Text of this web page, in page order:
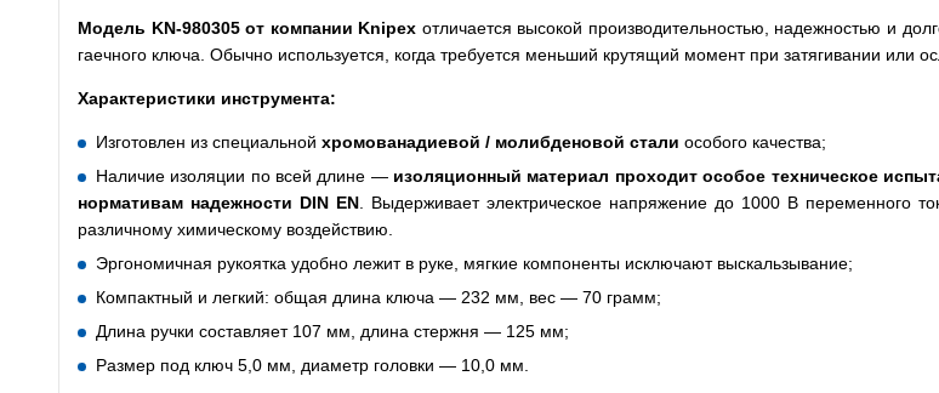
Модель KN-980305 от компании Knipex отличается высокой производительностью, надежностью и
гаечного ключа. Обычно используется, когда требуется меньший крутящий момент при затягивании или
Характеристики инструмента:
Изготовлен из специальной хромованадиевой / молибденовой стали особого качества;
Наличие изоляции по всей длине — изоляционный материал проходит особое техническое
нормативам надежности DIN EN. Выдерживает электрическое напряжение до 1000 В переменного
различному химическому воздействию.
Эргономичная рукоятка удобно лежит в руке, мягкие компоненты исключают выскальзывание;
Компактный и легкий: общая длина ключа — 232 мм, вес — 70 грамм;
Длина ручки составляет 107 мм, длина стержня — 125 мм;
Размер под ключ 5,0 мм, диаметр головки — 10,0 мм.